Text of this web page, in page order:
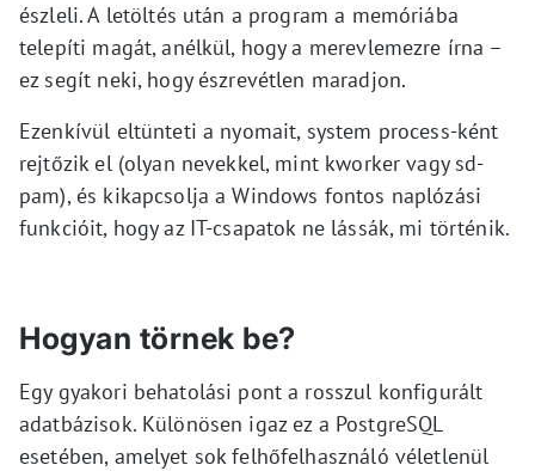
észleli. A letöltés után a program a memóriába
telepíti magát, anélkül, hogy a merevlemezre írna –
ez segít neki, hogy észrevétlen maradjon.
Ezenkívül eltünteti a nyomait, system process-ként
rejtőzik el (olyan nevekkel, mint kworker vagy sd-
pam), és kikapcsolja a Windows fontos naplózási
funkcióit, hogy az IT-csapatok ne lássák, mi történik.
Hogyan törnek be?
Egy gyakori behatolási pont a rosszul konfigurált
adatbázisok. Különösen igaz ez a PostgreSQL
esetében, amelyet sok felhőfelhasználó véletlenül